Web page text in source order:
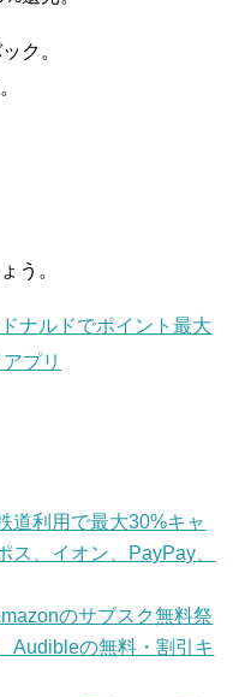
ク。
う。
ナルドでポイント最大
プリ
道利用で最大30%キャ
ス、イオン、PayPay、
のサブスク無料祭
Audibleの無料・割引キ